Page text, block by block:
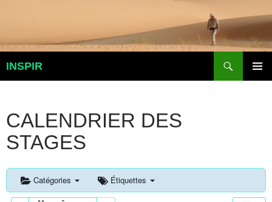
INSPIR
CALENDRIER DES
STAGES
Catégories Étiquettes